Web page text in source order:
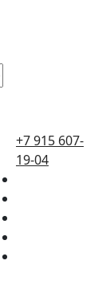
+7 915 607-
19-04